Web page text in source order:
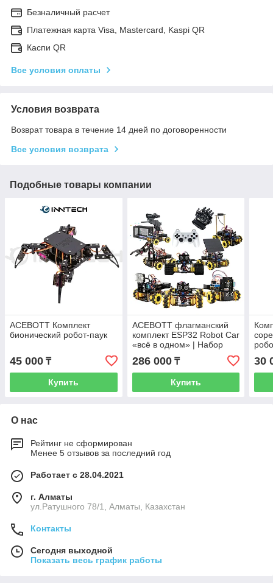
Безналичный расчет
Платежная карта Visa, Mastercard, Kaspi QR
Каспи QR
Все условия оплаты
Условия возврата
Возврат товара в течение 14 дней по договоренности
Все условия возврата
Подобные товары компании
ACEBOTT Комплект
бионический робот-паук
45 000 ₸
Купить
ACEBOTT флагманский
комплект ESP32 Robot Car
«всё в одном» | Набор
робот-автомобиля +
перчатка управления с
датчиками движения
286 000₸
Купить
30
О нас
Рейтинг не сформирован
Менее 5 отзывов за последний год
Работает с 28.04.2021
г. Алматы
ул.Ратушного 78/1, Алматы, Казахстан
Контакты
Сегодня выходной
Показать весь график работы